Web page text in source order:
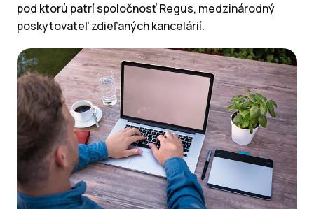
pod ktorú patrí spoločnosť Regus, medzinárodný
poskytovateľ zdieľaných kancelárií.